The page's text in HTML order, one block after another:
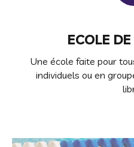
ECOLE
Une école faite pour
individuels ou en